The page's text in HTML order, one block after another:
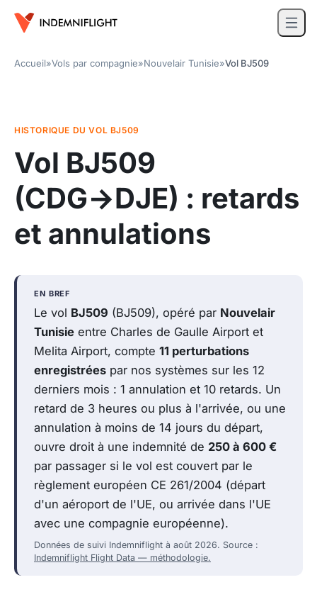
Accueil»Vols par compagnie»Nouvelair Tunisie»Vol BJ509
HISTORIQUE DU VOL BJ509
Vol BJ509
(CDG→DJE) : retards
et annulations
EN BREF
Le vol BJ509 (BJ509), opéré par Nouvelair
Tunisie entre Charles de Gaulle Airport et
Melita Airport, compte 11 perturbations
enregistrées par nos systèmes sur les 12
derniers mois : 1 annulation et 10 retards. Un
retard de 3 heures ou plus à l'arrivée, ou une
annulation à moins de 14 jours du départ,
ouvre droit à une indemnité de 250 à 600 €
par passager si le vol est couvert par le
règlement européen CE 261/2004 (départ
d'un aéroport de l'UE, ou arrivée dans l'UE
avec une compagnie européenne).
Données de suivi Indemniflight à août 2026. Source :
Indemniflight Flight Data — méthodologie.